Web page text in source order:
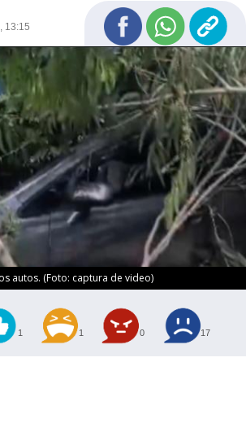
13:15
autos. (Foto: captura de video)
1 1 0 17